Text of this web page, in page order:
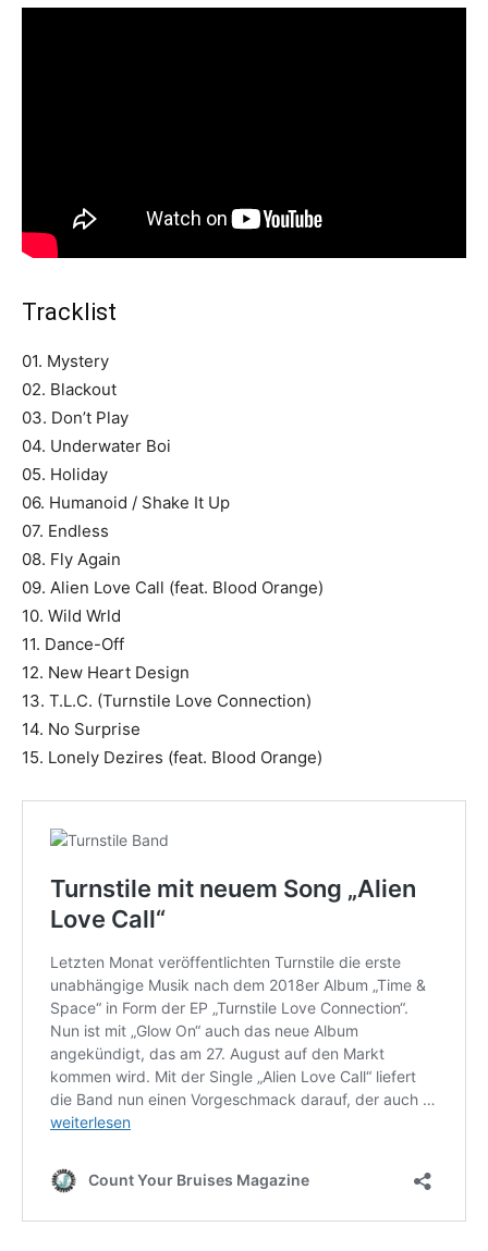
Tracklist
01. Mystery
02. Blackout
03. Don’t Play
04. Underwater Boi
05. Holiday
06. Humanoid / Shake It Up
07. Endless
08. Fly Again
09. Alien Love Call (feat. Blood Orange)
10. Wild Wrld
11. Dance-Off
12. New Heart Design
13. T.L.C. (Turnstile Love Connection)
14. No Surprise
15. Lonely Dezires (feat. Blood Orange)